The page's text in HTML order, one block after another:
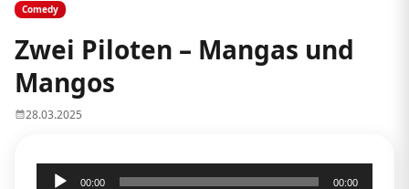
Comedy
Zwei Piloten – Mangas und
Mangos
28.03.2025
Audio-
00:00 00:00